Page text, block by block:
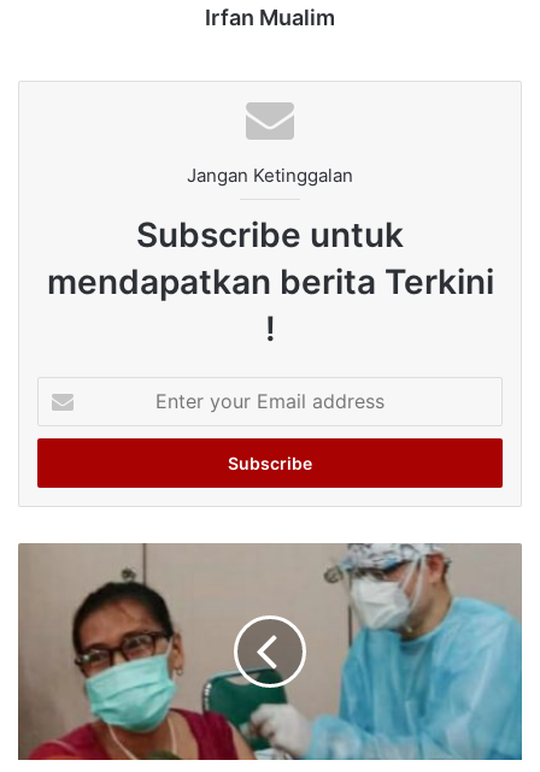
Irfan Mualim
Jangan Ketinggalan
Subscribe untuk
mendapatkan berita Terkini
!
your
Email